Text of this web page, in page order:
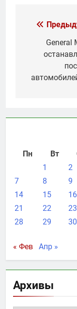
записям
General
Пн
Вт
1
2
7
8 9
14
15 16
21
22 23
28
29 30
« Фев Апр »
Архивы